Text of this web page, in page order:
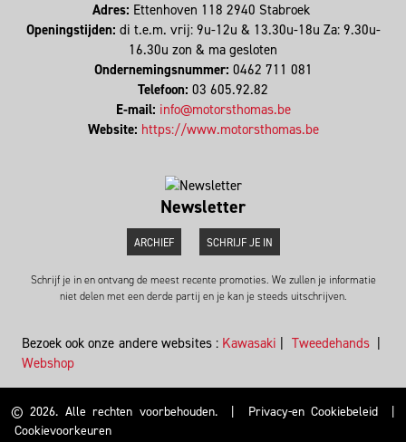
Adres: Ettenhoven 118 2940 Stabroek
Openingstijden: di t.e.m. vrij: 9u-12u & 13.30u-18u Za: 9.30u-
16.30u zon & ma gesloten
Ondernemingsnummer: 0462 711 081
Telefoon: 03 605.92.82
E-mail: info@motorsthomas.be
Website: https://www.motorsthomas.be
Newsletter
ARCHIEF SCHRIJF JE IN
Schrijf je in en ontvang de meest recente promoties. We zullen je informatie
niet delen met een derde partij en je kan je steeds uitschrijven.
Bezoek ook onze andere websites : Kawasaki | Tweedehands|
Webshop
© 2026. Alle rechten voorbehouden. | Privacy-en Cookiebeleid
|
Cookievoorkeuren